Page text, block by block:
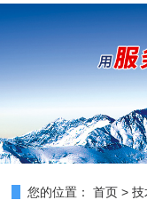
您的位置： 首页 >技